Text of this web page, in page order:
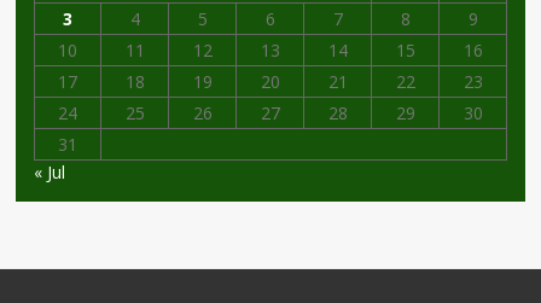
3
4 5 6 7 8
9
10
11 12 13 14 15
16
17
18 19 20 21 22
23
24
25 26 27 28 29
30
31
« Jul